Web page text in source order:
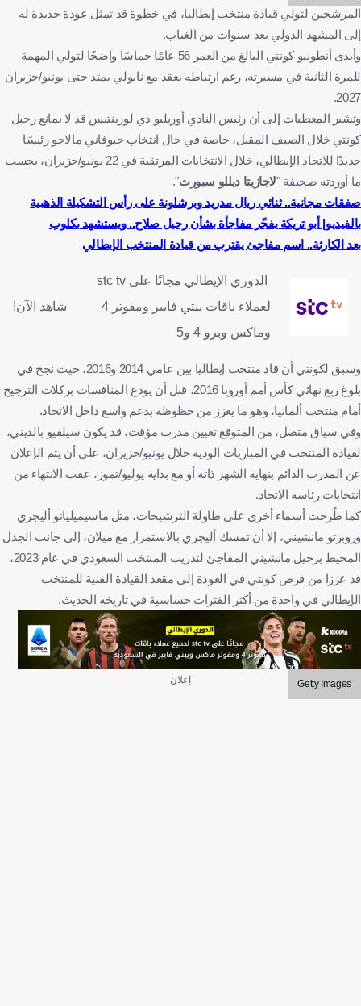
المرشحين لتولي قيادة منتخب إيطاليا، في خطوة قد تمثل عودة جديدة له
إلى المشهد الدولي بعد سنوات من الغياب.
وأبدى أنطونيو كونتي البالغ من العمر 56 عامًا حماسًا واضحًا لتولي المهمة
للمرة الثانية في مسيرته، رغم ارتباطه بعقد مع نابولي يمتد حتى يونيو/حزيران
2027.
وتشير المعطيات إلى أن رئيس النادي أوريليو دي لورينتيس قد لا يمانع رحيل
كونتي خلال الصيف المقبل، خاصة في حال انتخاب جيوفاني مالاجو رئيسًا
جديدًا للاتحاد الإيطالي، خلال الانتخابات المرتقبة في 22 يونيو/حزيران، بحسب
ما أوردته صحيفة "لاجازيتا ديللو سبورت".
صفقات مجانية.. ثنائي ريال مدريد وبرشلونة على رأس التشكيلة الذهبية
بالفيديو| أبو تريكة يفجّر مفاجأة بشأن رحيل صلاح.. ويستشهد بكلوب
بعد الكارثة.. اسم مفاجئ يقترب من قيادة المنتخب الإيطالي
الدوري الإيطالي مجانًا على stc tv
لعملاء باقات بيتي فايبر ومفوتر 4
وماكس وبرو 4 و5
شاهد الآن!
وسبق لكونتي أن قاد منتخب إيطاليا بين عامي 2014 و2016، حيث نجح في
بلوغ ربع نهائي كأس أمم أوروبا 2016، قبل أن يودع المنافسات بركلات الترجيح
أمام منتخب ألمانيا، وهو ما يعزز من حظوظه بدعم واسع داخل الاتحاد.
وفي سياق متصل، من المتوقع تعيين مدرب مؤقت، قد يكون سيلفيو بالديني،
لقيادة المنتخب في المباريات الودية خلال يونيو/حزيران، على أن يتم الإعلان
عن المدرب الدائم بنهاية الشهر ذاته أو مع بداية يوليو/تموز، عقب الانتهاء من
انتخابات رئاسة الاتحاد.
كما طُرحت أسماء أخرى على طاولة الترشيحات، مثل ماسيميليانو أليجري
وروبرتو مانشيني، إلا أن تمسك أليجري بالاستمرار مع ميلان، إلى جانب الجدل
المحيط برحيل مانشيني المفاجئ لتدريب المنتخب السعودي في عام 2023،
قد عززا من فرص كونتي في العودة إلى مقعد القيادة الفنية للمنتخب
الإيطالي في واحدة من أكثر الفترات حساسية في تاريخه الحديث.
Getty Images إعلان